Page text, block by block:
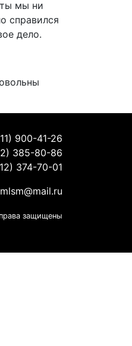
мы ни
справился
дело.
900-41-26
385-80-86
374-70-01
mlsm@mail.ru
защищены